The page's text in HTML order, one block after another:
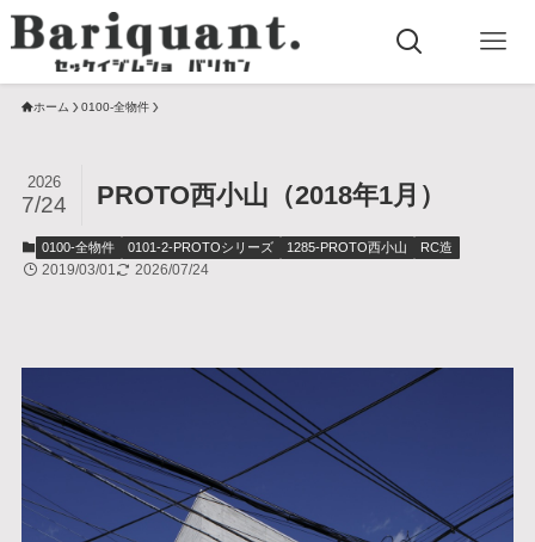
ホーム 0100-全物件
PROTO西小山（2018年1月）
2026
7/24
0100-全物件 0101-2-PROTOシリーズ 1285-PROTO西小山 RC造
2019/03/01 2026/07/24